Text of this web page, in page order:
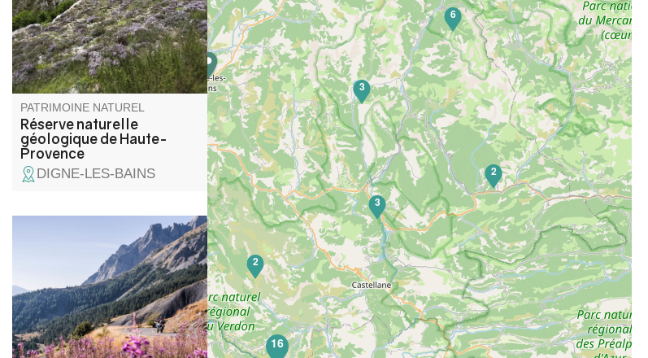
diversité de ses paysages,
témoins du passé géologique
de ce massif et de la Terre. Elle
est la plus grande réserve de
ce type en Europe.
PATRIMOINE NATUREL
Réserve naturelle
géologique de Haute-
Provence
DIGNE-LES-BAINS
Col de montagne routier situé à
2 045 m d'altitude, entre Alpes
de Haute Provence et Alpes
Maritimes. En bordure de la
zone coeur du Parc national du
Mercantour, il offre une vue
panoramique d'exception. C'est
2
16
3
6
2
3